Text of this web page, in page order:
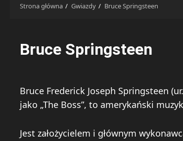
Strona główna Gwiazdy Bruce Springsteen
Bruce Springsteen
Bruce Frederick Joseph Springsteen
jako „The Boss”, to amerykański
Jest założycielem i głównym